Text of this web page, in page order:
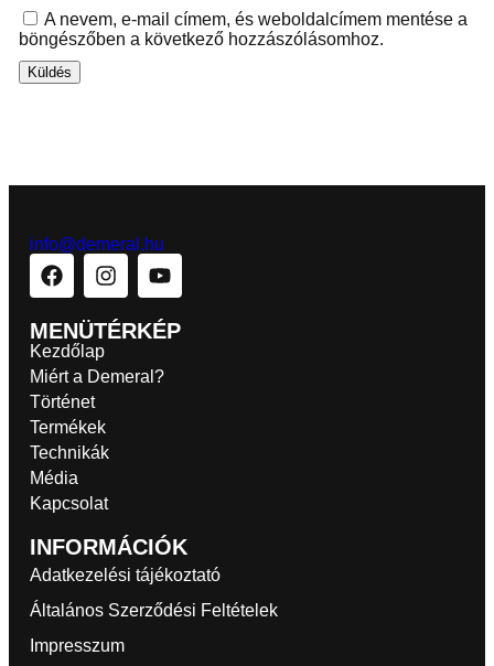
A nevem, e-mail címem, és weboldalcímem mentése a
böngészőben a következő hozzászólásomhoz.
info@demeral.hu
MENÜTÉRKÉP
Kezdőlap
Miért a Demeral?
Történet
Termékek
Technikák
Média
Kapcsolat
INFORMÁCIÓK
Adatkezelési tájékoztató
Általános Szerződési Feltételek
Impresszum